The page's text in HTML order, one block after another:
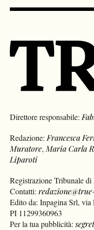
Direttore responsabile:
Redazione: Francesca
Muratore, Maria Carla
Liparoti
Registrazione Tribunale
Contatti:
Edito da: Inpagina Srl,
PI 11299360963
Per la tua pubblicità: